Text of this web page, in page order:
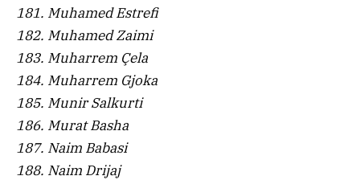
181. Muhamed Estrefi
182. Muhamed Zaimi
183. Muharrem Çela
184. Muharrem Gjoka
185. Munir Salkurti
186. Murat Basha
187. Naim Babasi
188. Naim Drijaj